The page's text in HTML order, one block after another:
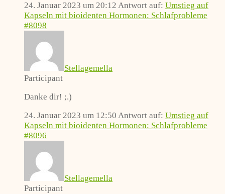
24. Januar 2023 um 20:12 Antwort auf: Umstieg auf
Kapseln mit bioidenten Hormonen: Schlafprobleme
#8098
Stellagemella
Participant
Danke dir! ;.)
24. Januar 2023 um 12:50 Antwort auf: Umstieg auf
Kapseln mit bioidenten Hormonen: Schlafprobleme
#8096
Stellagemella
Participant